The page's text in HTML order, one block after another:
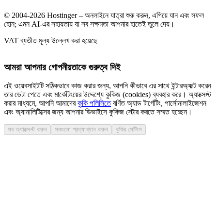
© 2004-2026 Hostinger – অনলাইনে যাত্রা শুরু করুন, এগিয়ে যান এবং সফল
হোন; এমন AI-এর সহায়তায় যা সব সক্ষমতা আপনার হাতেই তুলে দেয়।
VAT ব্যতীত মূল্য উল্লেখ করা হয়েছে
আমরা আপনার গোপনীয়তাকে গুরুত্ব দিই
এই ওয়েবসাইটটি সঠিকভাবে কাজ করার জন্য, আপনি কীভাবে এর সাথে ইন্টারঅ্যাক্ট করেন
তার ডেটা পেতে এবং মার্কেটিংয়ের উদ্দেশ্যে কুকিজ (cookies) ব্যবহার করে। অ্যাক্সেপ্ট
করার মাধ্যমে, আপনি আমাদেরকুকি পলিসিতেবর্ণিত অ্যাড টার্গেটিং, পার্সোনালাইজেশন
এবং অ্যানালিটিক্সের জন্য আপনার ডিভাইসে কুকিজ স্টোর করতে সম্মত হচ্ছেন।
সব অ্যাক্সেপ্ট করুন সবগুলো প্রত্যাখ্যান করুন কুকির সেটিংস